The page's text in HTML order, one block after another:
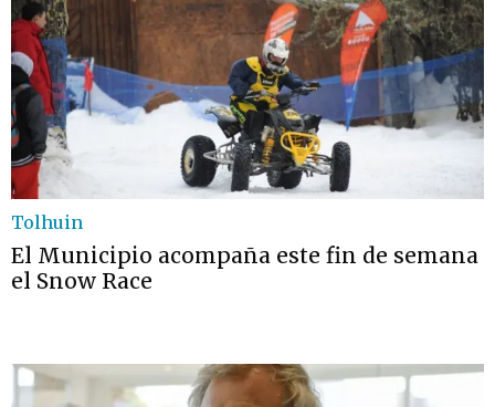
Tolhuin
El Municipio acompaña este fin de semana
el Snow Race